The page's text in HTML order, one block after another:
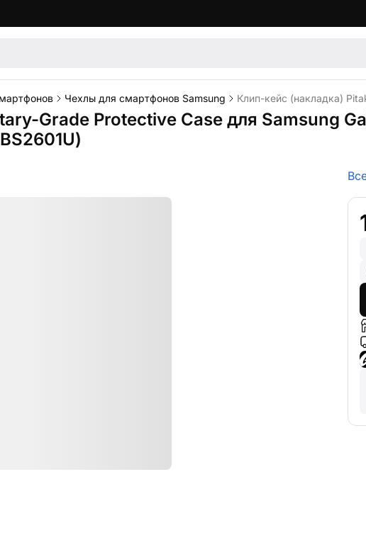
Чехлы для смартфонов Samsung Клип-кейс (накладка)
Grade Protective Case для Samsung